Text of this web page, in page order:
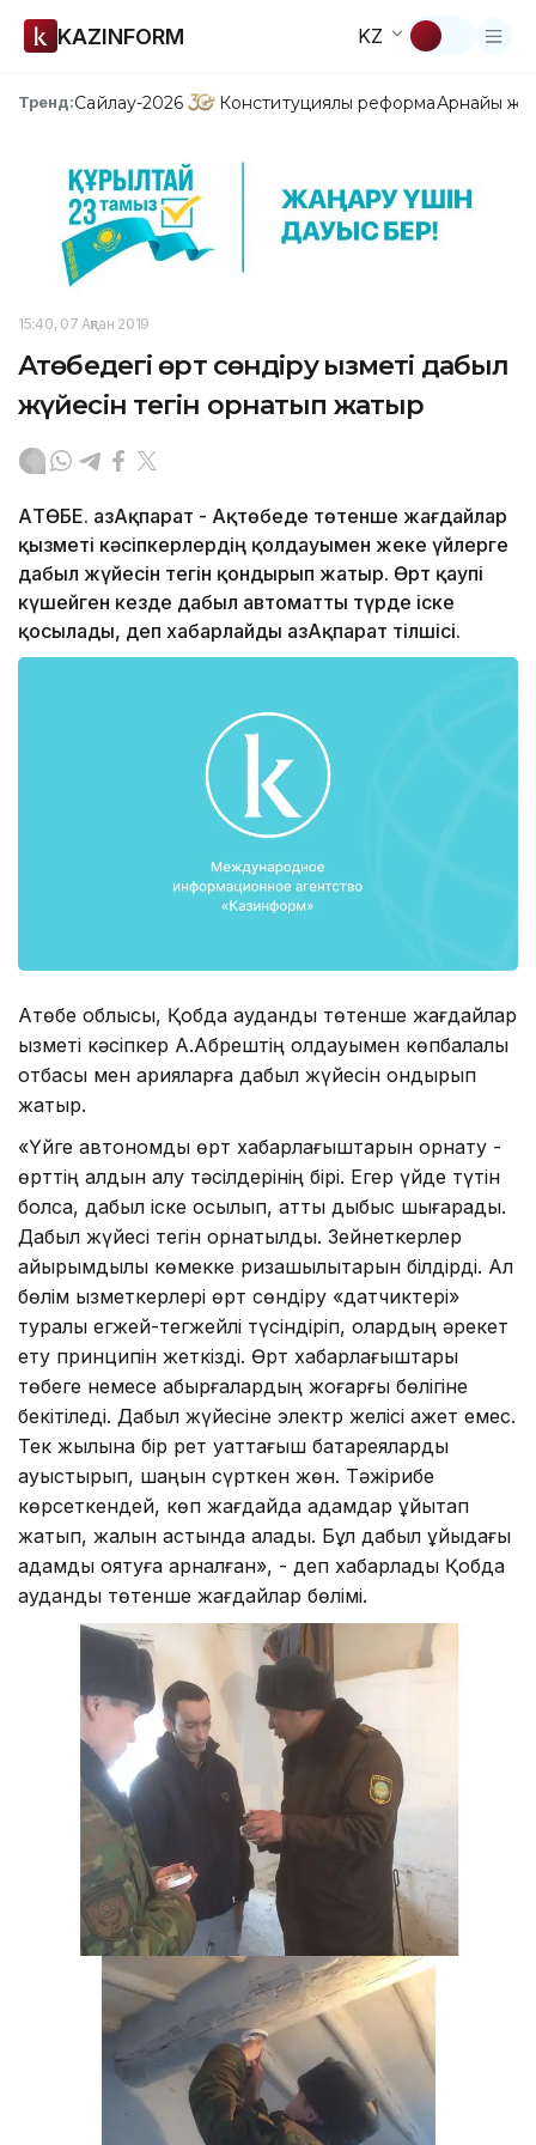
KAZINFORM KZ
Тренд:Сайлау-2026 Конституциялық реформаАрнайы
15:40, 07 Ақпан 2019
Ақтөбедегі өрт сөндіру қызметі дабыл
жүйесін тегін орнатып жатыр
АҚТӨБЕ. ҚазАқпарат - Ақтөбеде төтенше жағдайлар
қызметі кәсіпкерлердің қолдауымен жеке үйлерге
дабыл жүйесін тегін қондырып жатыр. Өрт қаупі
күшейген кезде дабыл автоматты түрде іске
қосылады, деп хабарлайды ҚазАқпарат тілшісі.
Ақтөбе облысы, Қобда аудандық төтенше жағдайлар
қызметі кәсіпкер А.Абрештің қолдауымен көпбалалы
отбасы мен қарияларға дабыл жүйесін қондырып
жатыр.
«Үйге автономды өрт хабарлағыштарын орнату -
өрттің алдын алу тәсілдерінің бірі. Егер үйде түтін
болса, дабыл іске қосылып, қатты дыбыс шығарады.
Дабыл жүйесі тегін орнатылды. Зейнеткерлер
қайырымдылық көмекке ризашылықтарын білдірді. Ал
бөлім қызметкерлері өрт сөндіру «датчиктері»
туралы егжей-тегжейлі түсіндіріп, олардың әрекет
ету принципін жеткізді. Өрт хабарлағыштары
төбеге немесе қабырғалардың жоғарғы бөлігіне
бекітіледі. Дабыл жүйесіне электр желісі қажет емес.
Тек жылына бір рет қуаттағыш батареяларды
ауыстырып, шаңын сүрткен жөн. Тәжірибе
көрсеткендей, көп жағдайда адамдар ұйықтап
жатып, жалын астында қалады. Бұл дабыл ұйқыдағы
адамды оятуға арналған», - деп хабарлады Қобда
аудандық төтенше жағдайлар бөлімі.